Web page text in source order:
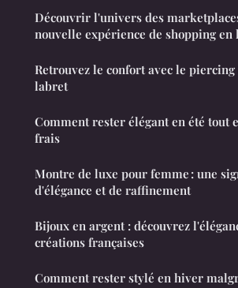
Découvrir l'univers des
nouvelle expérience de shopping en
Retrouvez le confort avec le
labret
Comment rester élégant en été tout
frais
Montre de luxe pour femme : une
d'élégance et de raffinement
Bijoux en argent : découvrez
créations françaises
Comment rester stylé en hiver